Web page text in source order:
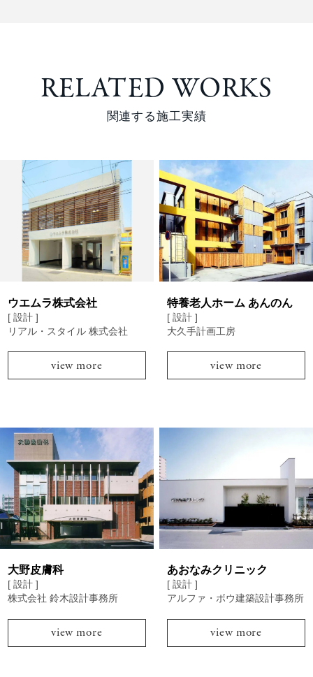
RELATED WORKS
関連する施工実績
ウエムラ株式会社
[ 設計 ]
リアル・スタイル 株式会社
view more
特養老人ホーム あんのん
[ 設計 ]
大久手計画工房
view more
大野皮膚科
[ 設計 ]
株式会社 鈴木設計事務所
view more
あおなみクリニック
[ 設計 ]
アルファ・ボウ建築設計事務所
view more